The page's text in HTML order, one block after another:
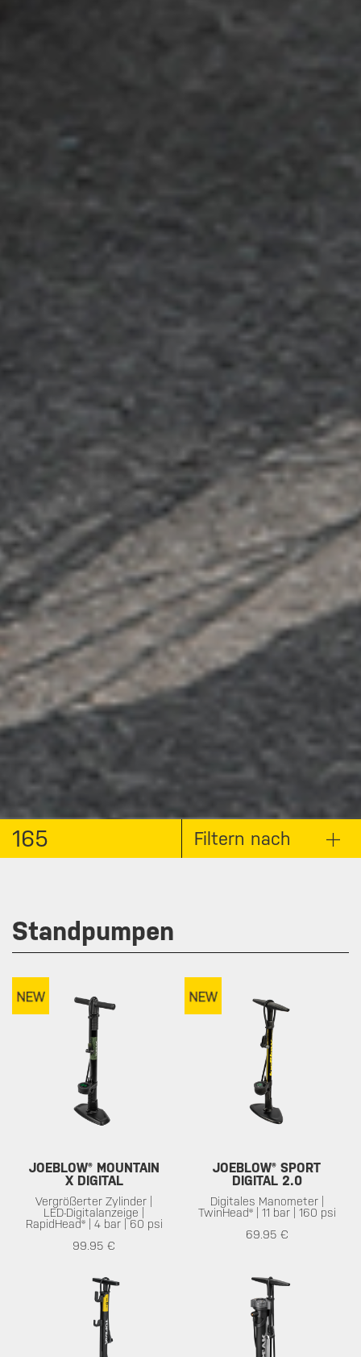
165 Filtern nach
Standpumpen
JOEBLOW® MOUNTAIN
X DIGITAL
Vergrößerter Zylinder |
LED-Digitalanzeige |
RapidHead® | 4 bar | 60 psi
99.95 €
JOEBLOW® SPORT
DIGITAL 2.0
Digitales Manometer |
TwinHead® | 11 bar | 160 psi
69.95 €